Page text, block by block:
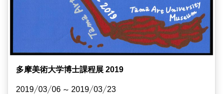
多摩美術大学博士課程展 2019
2019/03/06 ~ 2019/03/23